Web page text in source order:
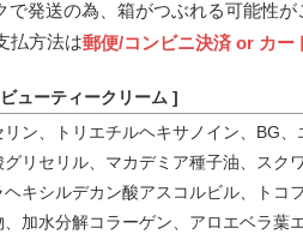
で発送の為、箱がつぶれる可能性が
払方法は郵便/コンビニ決済 or カー
ューティークリーム ]
ン、トリエチルヘキサノイン、BG
グリセリル、マカデミア種子油、スク
ヘキシルデカン酸アスコルビル、トコ
、加水分解コラーゲン、アロエベラ葉